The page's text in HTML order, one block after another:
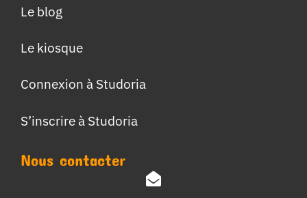
Le blog
Le kiosque
Connexion à Studoria
S’inscrire à Studoria
Nous contacter